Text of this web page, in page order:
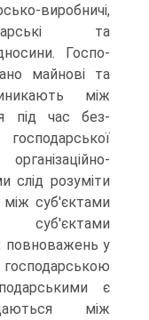
виробничі,
та
Госпо­
майнові та
між
під час без­
слід розуміти
суб'єктами
повноважень у
є
між